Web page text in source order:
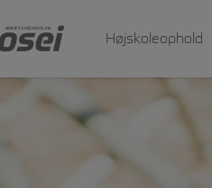
Højskoleophold